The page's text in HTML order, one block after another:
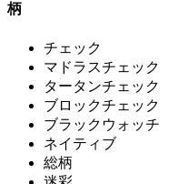
柄
チェック
マドラスチェック
タータンチェック
ブロックチェック
ブラックウォッチ
ネイティブ
総柄